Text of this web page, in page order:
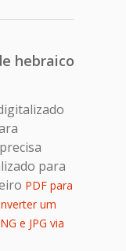
hebraico
para
PDF para
um
e JPG via